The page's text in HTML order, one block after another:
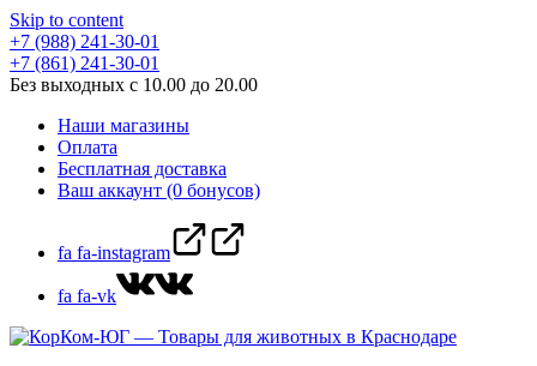
Skip to content
+7 (988) 241-30-01
+7 (861) 241-30-01
Без выходных с 10.00 до 20.00
Наши магазины
Оплата
Бесплатная доставка
Ваш аккаунт (0 бонусов)
fa fa-instagram
fa fa-vk